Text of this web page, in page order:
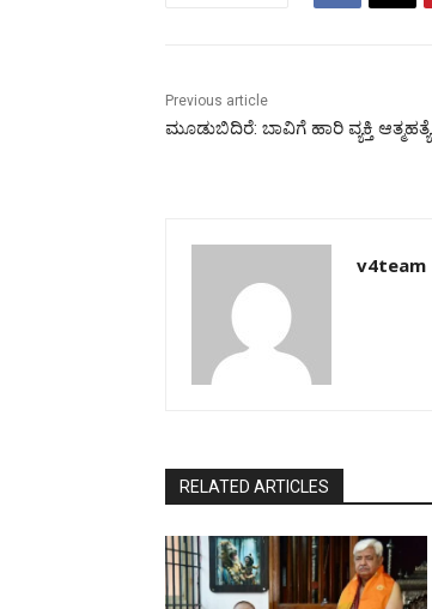
Previous article
ಮೂಡುಬಿದಿರೆ: ಬಾವಿಗೆ ಹಾರಿ ವ್ಯಕ್ತಿ ಆತ್ಮಹತ್ಯೆ
v4team
RELATED ARTICLES